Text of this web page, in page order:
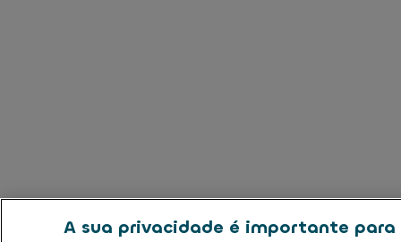
A sua privacidade é importante para